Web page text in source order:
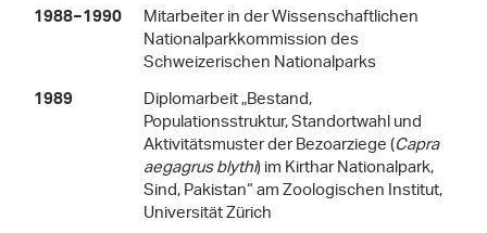
1988−1990 Mitarbeiter in der Wissenschaftlichen
Nationalparkkommission des
Schweizerischen Nationalparks
1989 Diplomarbeit „Bestand,
Populationsstruktur, Standortwahl und
Aktivitätsmuster der Bezoar­ziege (Capra
aegagrus blythi) im Kirthar Nationalpark,
Sind, Pakistan“ am Zoologischen Institut,
Universität Zürich